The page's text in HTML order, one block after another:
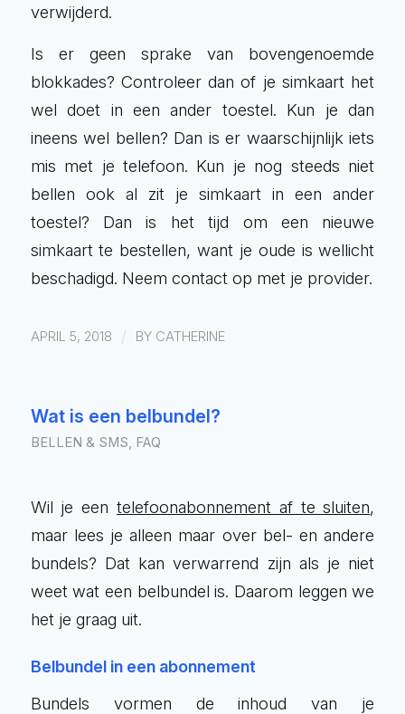
verwijderd.
Is er geen sprake van bovengenoemde
blokkades? Controleer dan of je simkaart het
wel doet in een ander toestel. Kun je dan
ineens wel bellen? Dan is er waarschijnlijk iets
mis met je telefoon. Kun je nog steeds niet
bellen ook al zit je simkaart in een ander
toestel? Dan is het tijd om een nieuwe
simkaart te bestellen, want je oude is wellicht
beschadigd. Neem contact op met je provider.
APRIL 5, 2018 / BY CATHERINE
Wat is een belbundel?
BELLEN & SMS, FAQ
Wil je een telefoonabonnement af te sluiten,
maar lees je alleen maar over bel- en andere
bundels? Dat kan verwarrend zijn als je niet
weet wat een belbundel is. Daarom leggen we
het je graag uit.
Belbundel in een abonnement
Bundels vormen de inhoud van je